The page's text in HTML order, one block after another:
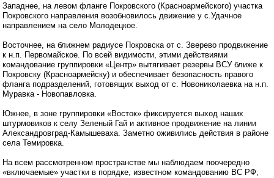
Западнее, на левом фланге Покровского (Красноармейского) участка
Покровского направления возобновилось движение у с.Удачное
направлением на село Молодецкое.
Восточнее, на ближнем радиусе Покровска от с. Зверево продвижение
к н.п. Первомайское. По всей видимости, этими действиями
командование группировки «Центр» вытягивает резервы ВСУ ближе к
Покровску (Красноармейску) и обеспечивает безопасность правого
фланга подразделений, готовящих выход от с. Новониколаевка на н.п.
Муравка - Новопавловка.
Южнее, в зоне группировки «Восток» фиксируется выход наших
штурмовиков к селу Зеленый Гай и активное продвижение на линии
Александровград-Камышеваха. Заметно оживились действия в районе
села Темировка.
На всем рассмотренном пространстве мы наблюдаем поочередно
«включаемые» участки в порядке, известном командованию ВС РФ,